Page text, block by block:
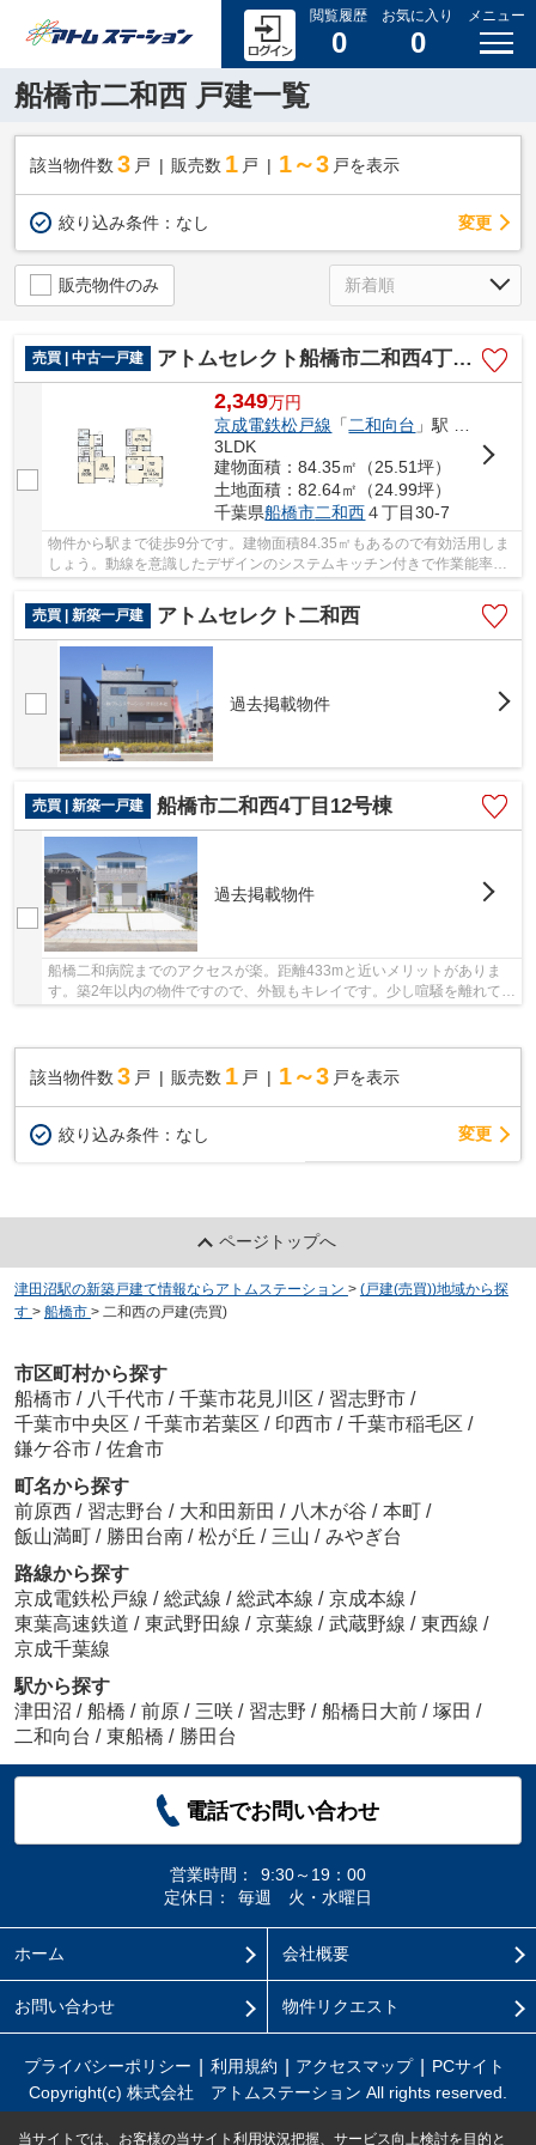
閲覧履歴
0
お気に入り
0
メニュー
船橋市二和西 戸建一覧
該当物件数 3 戸 販売数 1 戸 1～3 戸を表示
絞り込み条件： なし 変更
販売物件のみ
売買 | 中古一戸建 アトムセレクト船橋市二和西4丁目中古戸建て
2,349万円
京成電鉄松戸線 「二和向台 」駅 徒歩9分
3LDK
建物面積：84.35㎡（25.51坪）
土地面積：82.64㎡（24.99坪）
千葉県船橋市二和西４丁目30-7
物件から駅まで徒歩9分です。建物面積84.35㎡もあるので有効活用しま
しょう。動線を意識したデザインのシステムキッチン付きで作業能率が
売買 | 新築一戸建
アトムセレクト二和西
過去掲載物件
売買 | 新築一戸建 船橋市二和西4丁目12号棟
過去掲載物件
船橋二和病院までのアクセスが楽。距離433mと近いメリットがありま
す。築2年以内の物件ですので、外観もキレイです。少し喧騒を離れて駅
該当物件数 3 戸 販売数 1 戸 1～3 戸を表示
絞り込み条件： なし 変更
ページトップへ
津田沼駅の新築戸建て情報ならアトムステーション > (戸建(売買))地域から探
す > 船橋市 > 二和西の戸建(売買)
市区町村から探す
船橋市 / 八千代市 / 千葉市花見川区 / 習志野市 /
千葉市中央区 / 千葉市若葉区 / 印西市 / 千葉市稲毛区 /
鎌ケ谷市 / 佐倉市
町名から探す
前原西 / 習志野台 / 大和田新田 / 八木が谷 / 本町 /
飯山満町 / 勝田台南 / 松が丘 / 三山 / みやぎ台
路線から探す
京成電鉄松戸線 / 総武線 / 総武本線 / 京成本線 /
東葉高速鉄道 / 東武野田線 / 京葉線 / 武蔵野線 / 東西線 /
京成千葉線
駅から探す
津田沼 / 船橋 / 前原 / 三咲 / 習志野 / 船橋日大前 / 塚田 /
二和向台 / 東船橋 / 勝田台
電話でお問い合わせ
営業時間：
9:30～19：00
定休日：
毎週 火・水曜日
ホーム 会社概要
お問い合わせ 物件リクエスト
プライバシーポリシー 利用規約 アクセスマップ
PCサイト
Copyright(c) 株式会社 アトムステーション All rights reserved.
当サイトでは、お客様の当サイト利用状況把握、サービス向上検討を目的と